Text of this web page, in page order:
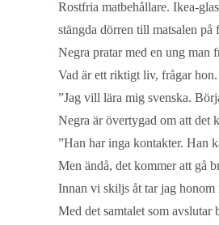
Rostfria matbehållare. Ikea-
stängda dörren till matsalen
Negra pratar med en ung man
Vad är ett riktigt liv, frågar hon.
”Jag vill lära mig svenska.
Negra är övertygad om att det
”Han har inga kontakter. Han
Men ändå, det kommer att gå
Innan vi skiljs åt tar jag honom
Med det samtalet som